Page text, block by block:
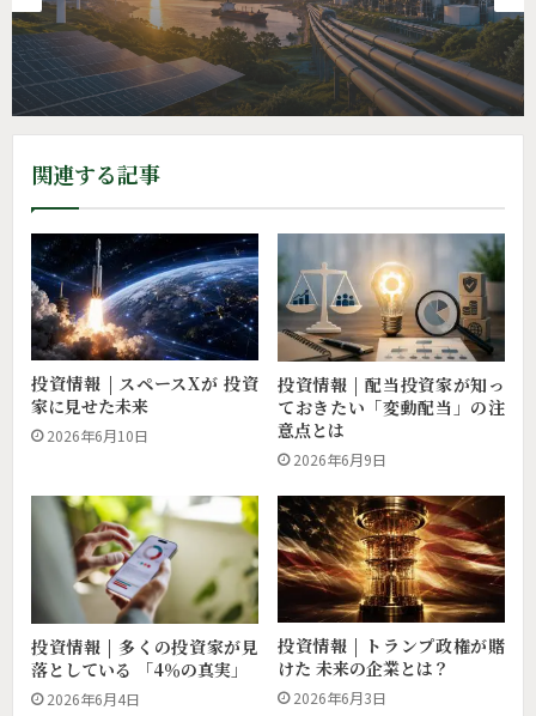
投資情報 | 配当投資家がAI以上に見逃せな
い業界とは
関連する記事
投資情報 | スペースXが 投資
家に見せた未来
2026年6月10日
投資情報 | 配当投資家が知っ
ておきたい「変動配当」の注
意点とは
2026年6月9日
投資情報 | 多くの投資家が見
落としている 「4％の真実」
2026年6月4日
投資情報 | トランプ政権が賭
けた 未来の企業とは？
2026年6月3日